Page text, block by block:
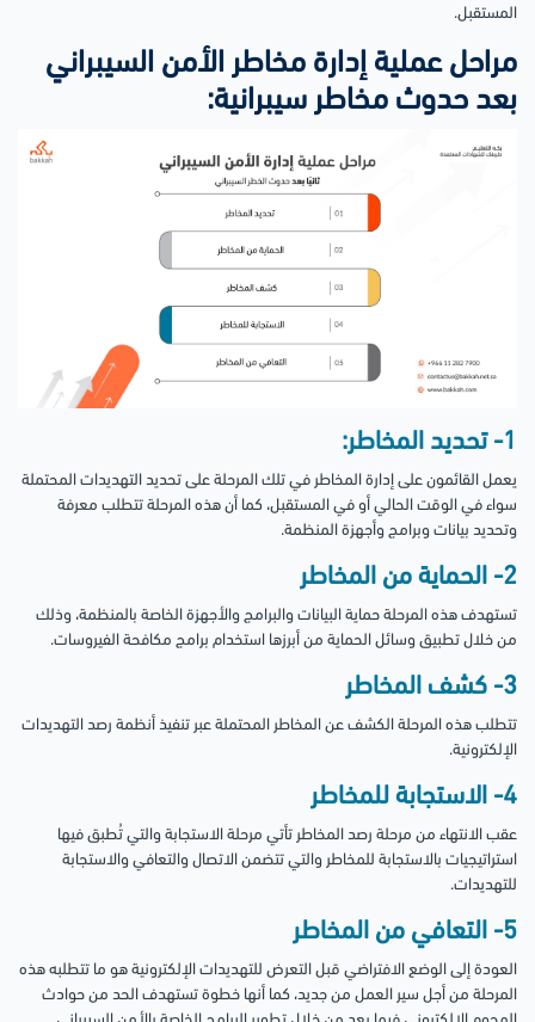
المستقبل.
مراحل عملية إدارة مخاطر الأمن السيبراني
بعد حدوث مخاطر سيبرانية:
1- تحديد المخاطر:
يعمل القائمون على إدارة المخاطر في تلك المرحلة على تحديد التهديدات المحتملة
سواء في الوقت الحالي أو في المستقبل، كما أن هذه المرحلة تتطلب معرفة
وتحديد بيانات وبرامج وأجهزة المنظمة.
2- الحماية من المخاطر
تستهدف هذه المرحلة حماية البيانات والبرامج والأجهزة الخاصة بالمنظمة، وذلك
من خلال تطبيق وسائل الحماية من أبرزها استخدام برامج مكافحة الفيروسات.
3- كشف المخاطر
تتطلب هذه المرحلة الكشف عن المخاطر المحتملة عبر تنفيذ أنظمة رصد التهديدات
الإلكترونية.
4- الاستجابة للمخاطر
عقب الانتهاء من مرحلة رصد المخاطر تأتي مرحلة الاستجابة والتي تُطبق فيها
استراتيجيات بالاستجابة للمخاطر والتي تتضمن الاتصال والتعافي والاستجابة
للتهديدات.
5- التعافي من المخاطر
العودة إلى الوضع الافتراضي قبل التعرض للتهديدات الإلكترونية هو ما تتطلبه هذه
المرحلة من أجل سير العمل من جديد، كما أنها خطوة تستهدف الحد من حوادث